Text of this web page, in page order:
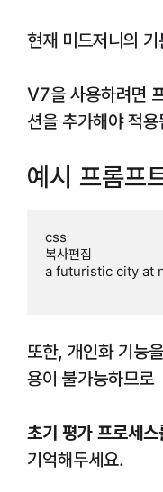
현재 미드저니의 기
V7을 사용하려면
션을 추가해야 적
예시 프롬프
css
복사편집
a futuristic city at
또한, 개인화 기능
용이 불가능하므로
초기 평가 프로세
기억해두세요.